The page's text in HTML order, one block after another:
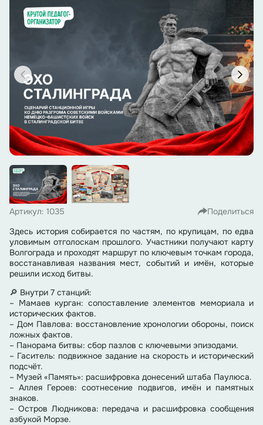
Артикул: 1035
Поделиться
Здесь история собирается по частям, по крупицам, по едва
уловимым отголоскам прошлого. Участники получают карту
Волгограда и проходят маршрут по ключевым точкам города,
восстанавливая названия мест, событий и имён, которые
решили исход битвы.
🔎 Внутри 7 станций:
– Мамаев курган: сопоставление элементов мемориала и
исторических фактов.
– Дом Павлова: восстановление хронологии обороны, поиск
ложных фактов.
– Панорама битвы: сбор пазлов с ключевыми эпизодами.
– Гаситель: подвижное задание на скорость и исторический
подсчёт.
– Музей «Память»: расшифровка донесений штаба Паулюса.
– Аллея Героев: соотнесение подвигов, имён и памятных
знаков.
– Остров Людникова: передача и расшифровка сообщения
азбукой Морзе.